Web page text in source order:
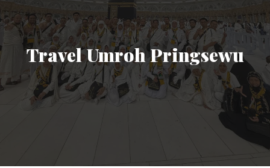
Travel Umroh Pringsewu